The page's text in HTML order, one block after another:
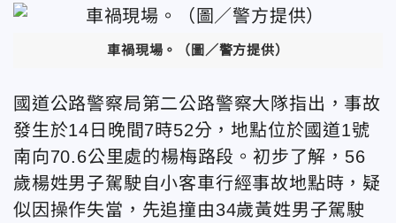
車禍現場。 （圖／警方提供）
國道公路警察局第二公路警察大隊指出，事故
發生於14日晚間7時52分，地點位於國道1號
南向70.6公里處的楊梅路段。初步了解，56
歲楊姓男子駕駛自小客車行經事故地點時，疑
似因操作失當，先追撞由34歲黃姓男子駕駛